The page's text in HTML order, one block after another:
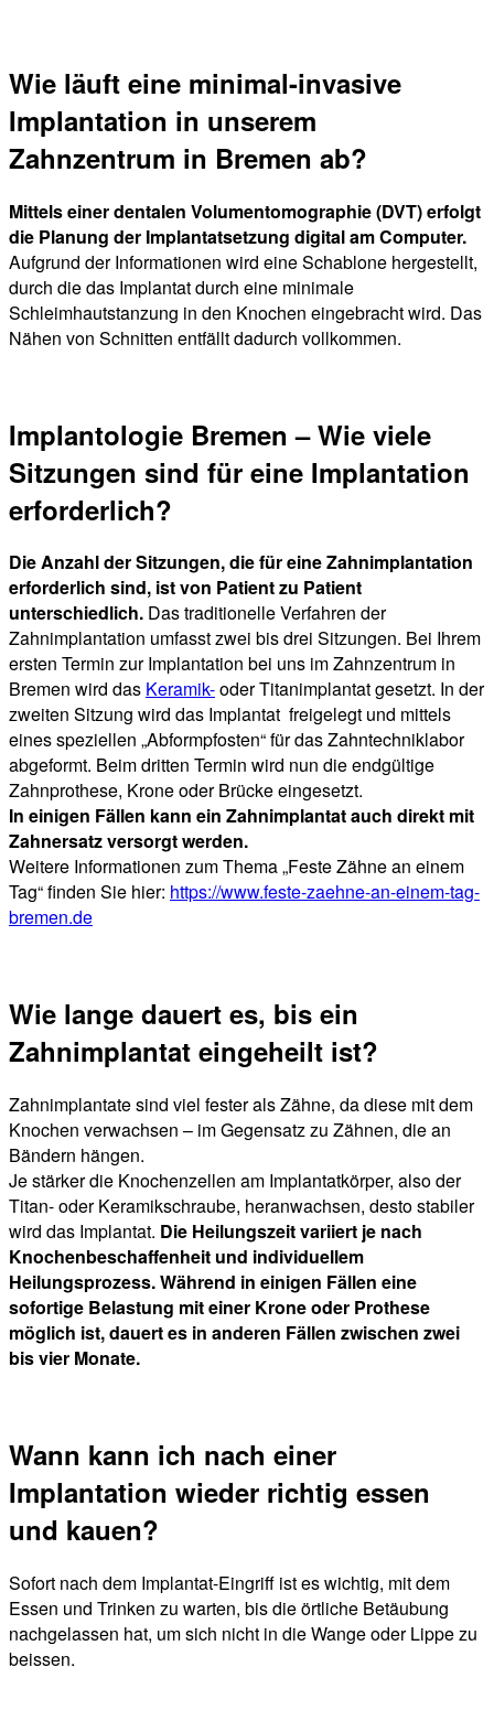
Wie läuft eine minimal-invasive
Implantation in unserem
Zahnzentrum in Bremen ab?
Mittels einer dentalen Volumentomographie (DVT) erfolgt
die Planung der Implantatsetzung digital am Computer.
Aufgrund der Informationen wird eine Schablone hergestellt,
durch die das Implantat durch eine minimale
Schleimhautstanzung in den Knochen eingebracht wird. Das
Nähen von Schnitten entfällt dadurch vollkommen.
Implantologie Bremen – Wie viele
Sitzungen sind für eine Implantation
erforderlich?
Die Anzahl der Sitzungen, die für eine Zahnimplantation
erforderlich sind, ist von Patient zu Patient
unterschiedlich. Das traditionelle Verfahren der
Zahnimplantation umfasst zwei bis drei Sitzungen. Bei Ihrem
ersten Termin zur Implantation bei uns im Zahnzentrum in
Bremen wird das Keramik-oder Titanimplantat gesetzt. In der
zweiten Sitzung wird das Implantat freigelegt und mittels
eines speziellen „Abformpfosten“ für das Zahntechniklabor
abgeformt. Beim dritten Termin wird nun die endgültige
Zahnprothese, Krone oder Brücke eingesetzt.
In einigen Fällen kann ein Zahnimplantat auch direkt mit
Zahnersatz versorgt werden.
Weitere Informationen zum Thema „Feste Zähne an einem
Tag“ finden Sie hier: https://www.feste-zaehne-an-einem-tag-
bremen.de
Wie lange dauert es, bis ein
Zahnimplantat eingeheilt ist?
Zahnimplantate sind viel fester als Zähne, da diese mit dem
Knochen verwachsen – im Gegensatz zu Zähnen, die an
Bändern hängen.
Je stärker die Knochenzellen am Implantatkörper, also der
Titan- oder Keramikschraube, heranwachsen, desto stabiler
wird das Implantat. Die Heilungszeit variiert je nach
Knochenbeschaffenheit und individuellem
Heilungsprozess. Während in einigen Fällen eine
sofortige Belastung mit einer Krone oder Prothese
möglich ist, dauert es in anderen Fällen zwischen zwei
bis vier Monate.
Wann kann ich nach einer
Implantation wieder richtig essen
und kauen?
Sofort nach dem Implantat-Eingriff ist es wichtig, mit dem
Essen und Trinken zu warten, bis die örtliche Betäubung
nachgelassen hat, um sich nicht in die Wange oder Lippe zu
beissen.